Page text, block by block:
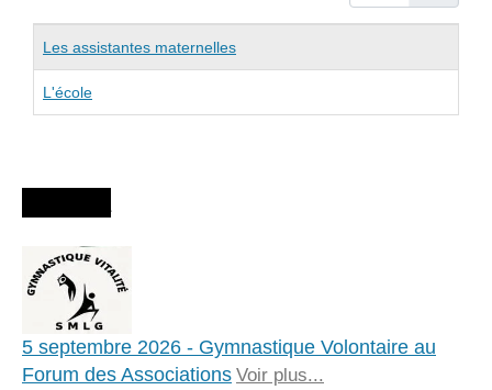
Titre
Les assistantes maternelles
L'école
5 septembre 2026 - Gymnastique Volontaire au
Forum des Associations Voir plus...